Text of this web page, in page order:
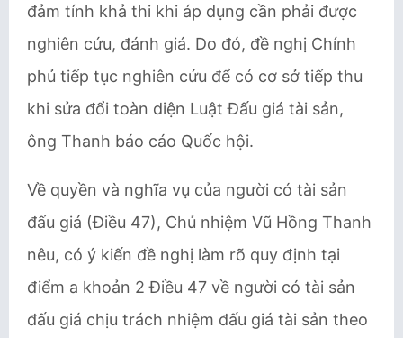
đảm tính khả thi khi áp dụng cần phải được
nghiên cứu, đánh giá. Do đó, đề nghị Chính
phủ tiếp tục nghiên cứu để có cơ sở tiếp thu
khi sửa đổi toàn diện Luật Đấu giá tài sản,
ông Thanh báo cáo Quốc hội.
Về quyền và nghĩa vụ của người có tài sản
đấu giá (Điều 47), Chủ nhiệm Vũ Hồng Thanh
nêu, có ý kiến đề nghị làm rõ quy định tại
điểm a khoản 2 Điều 47 về người có tài sản
đấu giá chịu trách nhiệm đấu giá tài sản theo